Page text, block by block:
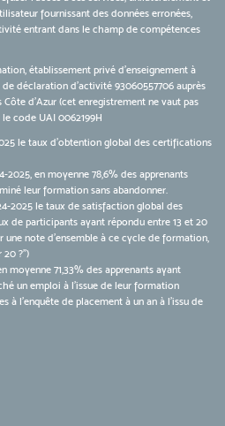
fournissant des données erronées,
entrant dans le champ de compétences
établissement privé d’enseignement à
déclaration d’activité 93060557706 auprès
d’Azur (cet enregistrement ne vaut pas
code UAI 0062199H
le taux d'obtention global des certifications
2025, en moyenne 78,6% des apprenants
leur formation sans abandonner.
2025 le taux de satisfaction global des
de participants ayant répondu entre 13 et 20
une note d’ensemble à ce cycle de formation,
20 ?")
moyenne 71,33% des apprenants ayant
un emploi à l'issue de leur formation
à l'enquête de placement à un an à l'issu de